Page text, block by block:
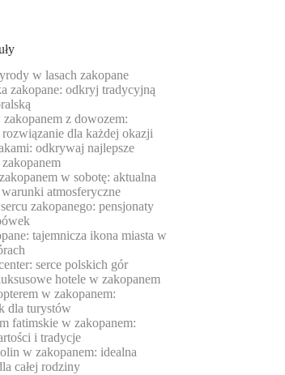
w lasach zakopane
zakopane: odkryj tradycyjną
z dowozem:
dla każdej okazji
odkrywaj najlepsze
w sobotę: aktualna
atmosferyczne
zakopanego: pensjonaty
tajemnicza ikona miasta w
serce polskich gór
hotele w zakopanem
w zakopanem:
dla turystów
fatimskie w zakopanem:
i tradycje
w zakopanem: idealna
całej rodziny